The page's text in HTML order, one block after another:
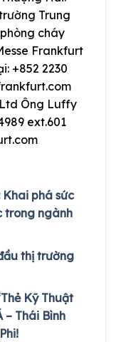
Trung
cháy
Frankfurt
+852 2230
Ông Luffy
ext.601
phá sức
trong ngành
thị trường
Kỹ Thuật
– Thái Bình